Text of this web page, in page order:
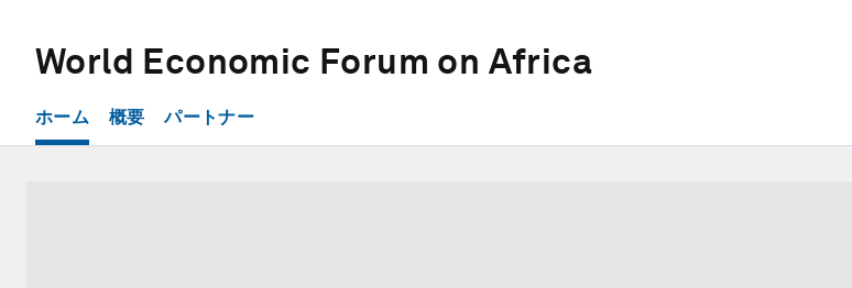
World Economic Forum on Africa
ホーム 概要 パートナー